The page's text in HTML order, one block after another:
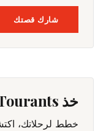
شارك قصتك
خذ Tourants معك في كل مكان
خطط لرحلاتك،